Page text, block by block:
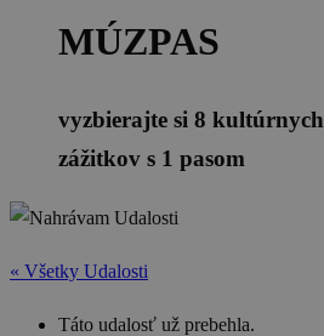
MÚZPAS
vyzbierajte si 8 kultúrnych
zážitkov s 1 pasom
« Všetky Udalosti
Táto udalosť už prebehla.